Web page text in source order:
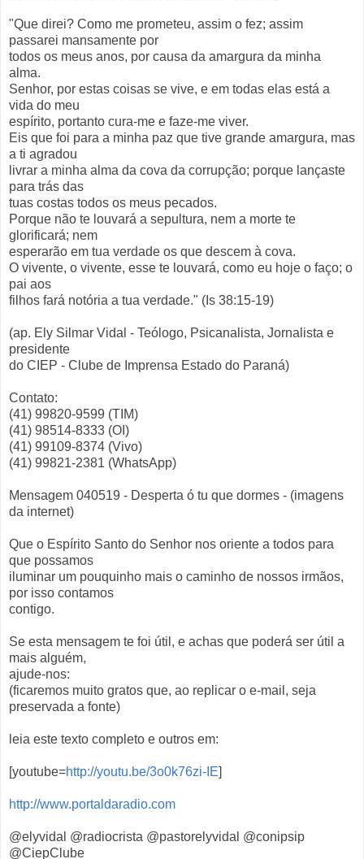
"Que direi? Como me prometeu, assim o fez; assim
passarei mansamente por
todos os meus anos, por causa da amargura da minha
alma.
Senhor, por estas coisas se vive, e em todas elas está a
vida do meu
espírito, portanto cura-me e faze-me viver.
Eis que foi para a minha paz que tive grande amargura, mas
a ti agradou
livrar a minha alma da cova da corrupção; porque lançaste
para trás das
tuas costas todos os meus pecados.
Porque não te louvará a sepultura, nem a morte te
glorificará; nem
esperarão em tua verdade os que descem à cova.
O vivente, o vivente, esse te louvará, como eu hoje o faço; o
pai aos
filhos fará notória a tua verdade." (Is 38:15-19)
(ap. Ely Silmar Vidal - Teólogo, Psicanalista, Jornalista e
presidente
do CIEP - Clube de Imprensa Estado do Paraná)
Contato:
(41) 99820-9599 (TIM)
(41) 98514-8333 (OI)
(41) 99109-8374 (Vivo)
(41) 99821-2381 (WhatsApp)
Mensagem 040519 - Desperta ó tu que dormes - (imagens
da internet)
Que o Espírito Santo do Senhor nos oriente a todos para
que possamos
iluminar um pouquinho mais o caminho de nossos irmãos,
por isso contamos
contigo.
Se esta mensagem te foi útil, e achas que poderá ser útil a
mais alguém,
ajude-nos:
(ficaremos muito gratos que, ao replicar o e-mail, seja
preservada a fonte)
leia este texto completo e outros em:
[youtube=http://youtu.be/3o0k76zi-IE]
http://www.portaldaradio.com
@elyvidal @radiocrista @pastorelyvidal @conipsip
@CiepClube